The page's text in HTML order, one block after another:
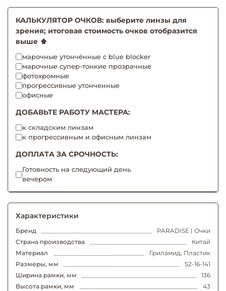
КАЛЬКУЛЯТОР ОЧКОВ: выберите линзы для
зрения; итоговая стоимость очков отобразится
выше ⬆️
марочные утончённые с blue blocker
марочные супер-тонкие прозрачные
фотохромные
прогрессивные утонченные
офисные
ДОБАВЬТЕ РАБОТУ МАСТЕРА:
к складским линзам
к прогрессивным и офисным линзам
ДОПЛАТА ЗА СРОЧНОСТЬ:
Готовность на следующий день
вечером
Характеристики
Бренд
PARADISE | Очки
Страна производства
Китай
Материал
Гриламид, Пластик
Размеры, мм
52-16-141
Ширина рамки, мм
136
Высота рамки, мм
43